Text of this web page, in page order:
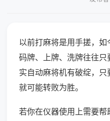
以前打麻将是用手搓，
码牌、上牌、洗牌往往
实自动麻将机有破绽，
就可能转败为胜。
若你在仪器使用上需要